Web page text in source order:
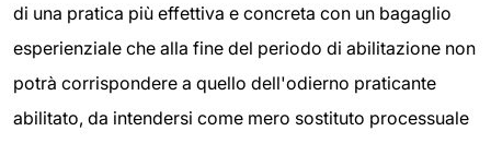
di una pratica più effettiva e concreta con un bagaglio
esperienziale che alla fine del periodo di abilitazione non
potrà corrispondere a quello dell'odierno praticante
abilitato, da intendersi come mero sostituto processuale